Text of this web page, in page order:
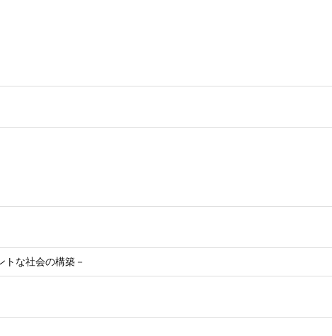
な社会の構築－